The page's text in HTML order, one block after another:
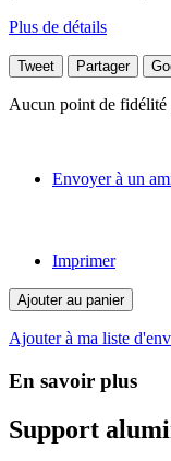
Plus de détails
Tweet Partager
Aucun point de fidélité
Envoyer à un
Imprimer
Ajouter au panier
Ajouter à ma liste
En savoir plus
Support